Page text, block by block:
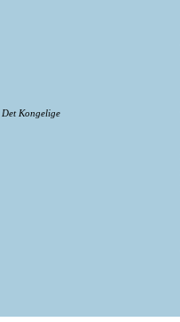
Det Kongelige